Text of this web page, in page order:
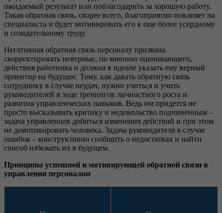
ожидаемый результат или поблагодарить за хорошую работу.
Такая обратная связь, скорее всего, благоприятно повлияет на
специалиста и будет мотивировать его к еще более усердному
и созидательному труду.
Негативная обратная связь персоналу призвана
скорректировать неверные, по мнению оценивающего,
действия работника и должна в идеале указать ему верный
ориентир на будущее. Тому, как давать обратную связь
сотруднику в случае неудач, нужно учиться и учить
руководителей в ходе тренингов личностного роста и
развития управленческих навыков. Ведь им придется не
просто высказывать критику и недовольство подчиненным –
задача управленцев добиться изменения действий и при этом
не демотивировать человека. Задача руководителя в случае
ошибок – конструктивно сообщить о недостатках и найти
способ избежать их в будущем.
Принципы успешной и мотивирующей обратной связи в
управлении персоналом